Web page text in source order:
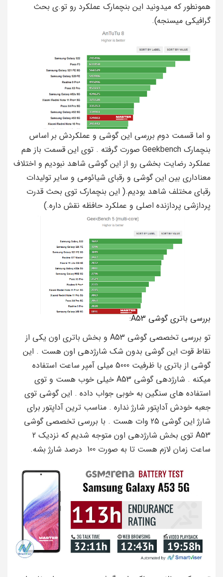
همونطور که میدونید این بنچمارک عملکرد رو تو.ی بحث
گرافیکی میسنجه).
و اما قسمت دوم بررسی این گوشی و عملکردش بر اساس
بنچمارک Geekbench صورت گرفته . توی این قسمت باز هم
عملکرد رضایت بخشی رو از این گوشی شاهد نبودیم و اختلاف
معناداری بین این گوشی و رقبای شیائومی و سایر تولیدات
رقبای مختلف شاهد بودیم.( این بنچمارک توی بحث قدرت
پردازشی پردازنده اصلی و عملکرد حافظه نقش داره.)
بررسی باتری گوشی A53:
تو بررسی تخصصی گوشی A53 و بخش باتری اون یکی از
نقاط قوت این گوشی بدون شک شارژدهی اون هست . این
گوشی از باتری با ظرفیت 5000 میلی آمپر ساعت استفاده
میکنه . شارژدهی گوشی A53 خیلی خوب هست و توی
استفاده های سنگین به خوبی جواب داده . این گوشی توی
جعبه خودش آداپتور شارژ نداره . مناسب ترین آداپتور برای
شارژ این گوشی 25 وات هست . با بررسی تخصصی گوشی
A53 توی بخش شارژدهی اون متوجه شدیم که نزدیک 2
ساعت زمان لازم هست تا به صورت 100 درصد شارژ بشه.